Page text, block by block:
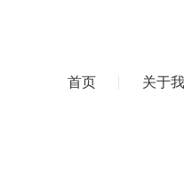
首页 关于